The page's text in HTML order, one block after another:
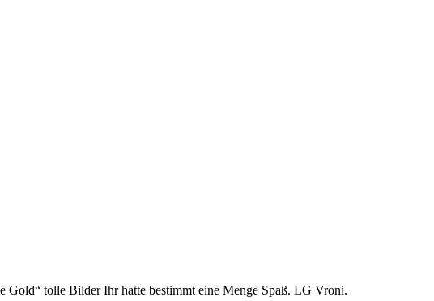
Gold“ tolle Bilder Ihr hatte bestimmt eine Menge Spaß. LG Vroni.